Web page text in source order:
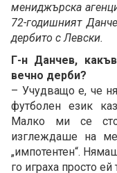
мениджърска
72-годишният
дербито с Левски.
Г-н Данчев,
вечно дерби?
– Учудващо е, че
футболен език
Малко ми се
изглеждаше на
„импотентен“.
го играха просто